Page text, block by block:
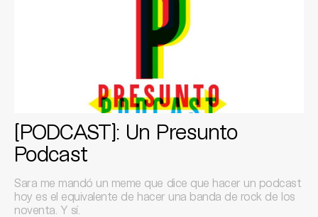
[PODCAST]: Un Presunto
Podcast
Sara me mandó un meme que dice que hacer un podcast
hoy es el equivalente de hacer una banda de rock de los
noventa. Y sí.